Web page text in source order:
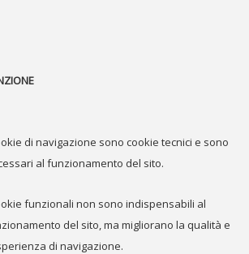
di navigazione sono cookie tecnici e sono
al funzionamento del sito.
funzionali non sono indispensabili al
del sito, ma migliorano la qualità e
di navigazione.